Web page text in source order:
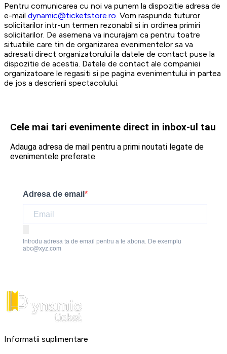
Pentru comunicarea cu noi va punem la dispozitie adresa de
e-mail dynamic@ticketstore.ro . Vom raspunde tuturor
solicitarilor intr-un termen rezonabil si in ordinea primiri
solicitarilor. De asemena va incurajam ca pentru toatre
situatiile care tin de organizarea evenimentelor sa va
adresati direct organizatorului la datele de contact puse la
dispozitie de acestia. Datele de contact ale companiei
organizatoare le regasiti si pe pagina evenimentului in partea
de jos a descrierii spectacolului.
Cele mai tari evenimente direct in inbox-ul tau
Adauga adresa de mail pentru a primi noutati legate de
evenimentele preferate
Adresa de email
Introdu adresa ta de email pentru a te abona. De exemplu
abc@xyz.com
Informatii suplimentare